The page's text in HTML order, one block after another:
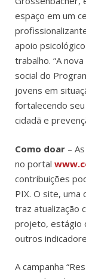
espaço em um
apoio
trabalho. “A
social do
jovens em
fortalecendo
cidadã e
Como doar –
no portal
contribuições
PIX. O site, uma
traz atualização
projeto, estágio
outros
A campanha